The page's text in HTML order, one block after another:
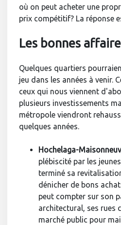
où on peut acheter une
prix compétitif? La réponse
Les bonnes
Quelques quartiers
jeu dans les années à venir.
ceux qui nous viennent
plusieurs investissements
métropole viendront
quelques années.
Hochelaga-
plébiscité par les
terminé sa
dénicher de bons
peut compter sur son
architectural, ses rues
marché public pour